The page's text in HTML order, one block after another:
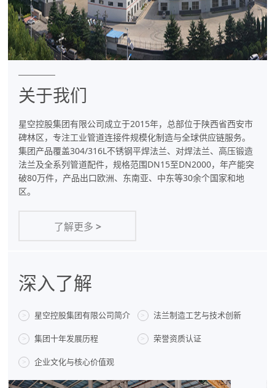
制
造
关于我们
星空控股集团有限公司成立于2015年，总部位于陕西省西安市
碑林区，专注工业管道连接件规模化制造与全球供应链服务。
集团产品覆盖304/316L不锈钢平焊法兰、对焊法兰、高压锻造
法兰及全系列管道配件，规格范围DN15至DN2000，年产能突
破80万件，产品出口欧洲、东南亚、中东等30余个国家和地
区。
了解更多 >
深入了解
> 星空控股集团有限公司简介 > 法兰制造工艺与技术创新
> 集团十年发展历程 > 荣誉资质认证
> 企业文化与核心价值观